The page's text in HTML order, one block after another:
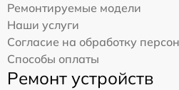
Ремонтируемые модели
Наши услуги
Согласие на обработку
Способы оплаты
Ремонт устройств